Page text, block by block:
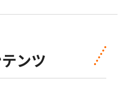
ンツ